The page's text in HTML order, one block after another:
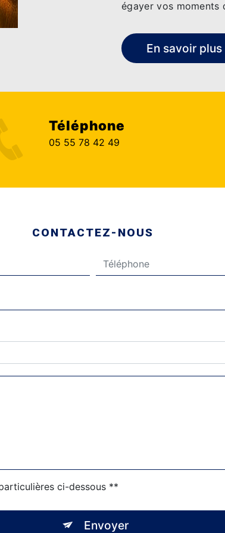
égayer vos
En savoir plus
Téléphone
05 55 78 42 49
CONTACTEZ-NOUS
ci-dessous **
Envoyer